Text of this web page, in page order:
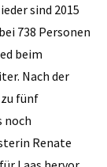
sind 2015
738 Personen
beim
Nach der
fünf
noch
Renate